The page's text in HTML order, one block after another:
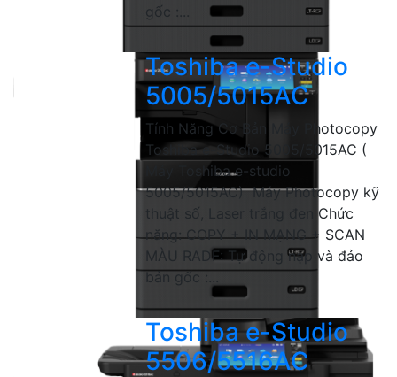
gốc :...
Toshiba e-Studio
5005/5015AC
Tính Năng Cơ Bản Máy Photocopy
Toshiba e-Studio 5005/5015AC (
Máy Toshiba e-studio
5005/5015AC) Máy Photocopy kỹ
thuật số, Laser trắng đen Chức
năng: COPY + IN MẠNG + SCAN
MÀU RADF: Tự động nạp và đảo
bản gốc :...
Toshiba e-Studio
5506/5516AC